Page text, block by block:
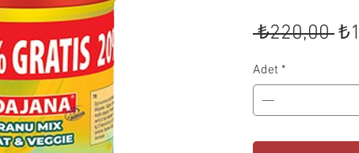
₺220,00
Adet *